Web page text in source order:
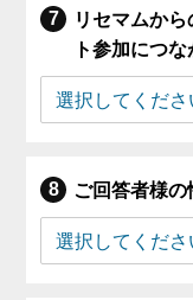
リセマムか
ト参加につ
ご回答者様の